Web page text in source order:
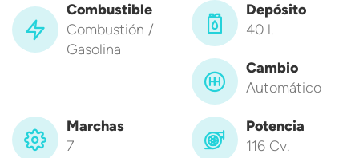
Combustible
Combustión /
Gasolina
Depósito
40 l.
Cambio
Automático
Marchas
7
Potencia
116 Cv.